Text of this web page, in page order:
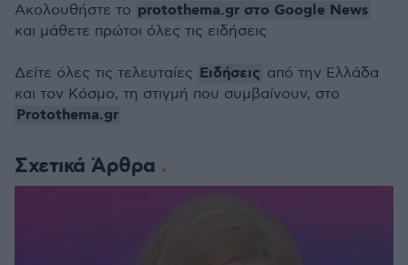
Σχετικά Άρθρα
Ακολουθήστε το protothema.gr στο Google News
και μάθετε πρώτοι όλες τις ειδήσεις
Δείτε όλες τις τελευταίες Ειδήσεις από την Ελλάδα
και τον Κόσμο, τη στιγμή που συμβαίνουν, στο
Protothema.gr